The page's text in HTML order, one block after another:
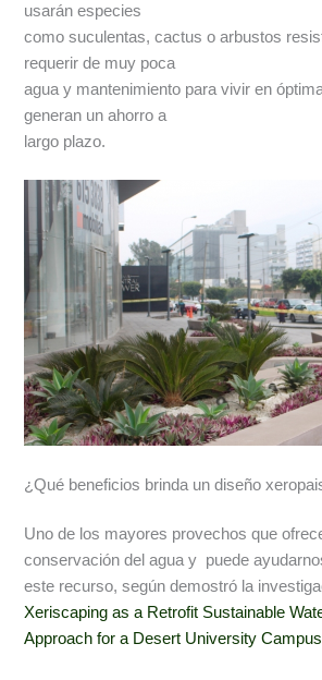
usarán especies
como suculentas, cactus o arbustos
requerir de muy poca
agua y mantenimiento para vivir en
generan un ahorro a
largo plazo.
¿Qué beneficios brinda un diseño
Uno de los mayores provechos que
conservación del agua y puede
este recurso, según demostró la
Xeriscaping as a Retrofit Sustainable
Approach for a Desert University